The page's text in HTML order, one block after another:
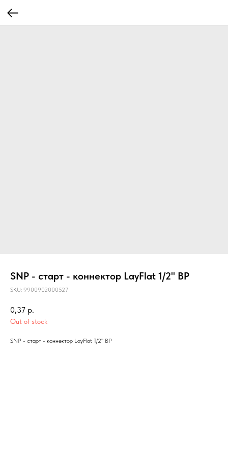
SNP - старт - коннектор LayFlat 1/2" ВР
SKU: 9900902000527
0,37 р.
Out of stock
SNP - старт - коннектор LayFlat 1/2" ВР